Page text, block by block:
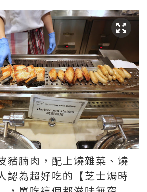
豬腩肉，配上燒雜菜、燒
認為超好吃的【芝士焗時